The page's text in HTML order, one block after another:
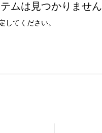
ムは見つかりません
してください。